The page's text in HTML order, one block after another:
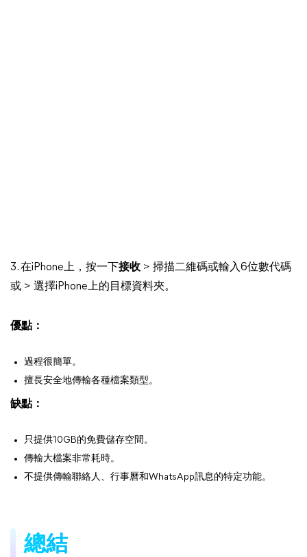
3. 在iPhone上，按一下接收 > 掃描二維碼或輸入6位數代碼
或 > 選擇iPhone上的目標資料夾。
優點：
過程很簡單。
擅長安全地傳輸各種檔案類型。
缺點：
只提供10GB的免費儲存空間。
傳輸大檔案非常耗時。
不提供傳輸聯絡人、行事曆和WhatsApp訊息的特定功能。
總結